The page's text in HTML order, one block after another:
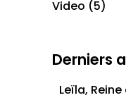
Video (5)
Derniers
Leïla,